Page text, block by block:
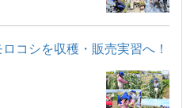
コシを収穫・販売実習へ！